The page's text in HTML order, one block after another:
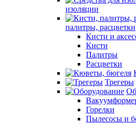
изоляции
палитры, расцветки
Кисти и
Кисти
Палитры
Расцветки
Трегеры
Горелки
Пылесосы и